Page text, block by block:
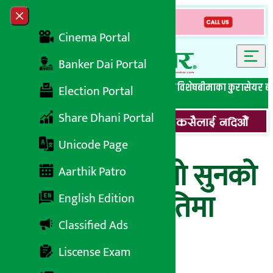
Skip to content
Close menu
Cinema Portal
Banker Dai Portal
Election Portal
Share Dhani Portal
Unicode Page
Aarthik Patro
English Edition
Classified Ads
Liscense Exam
सबै समाचारबेथिति मुर्दाबादबैंकिङ विशेष लघुवित्त विशेषबीमाका कुरासेयर
बुधबार ह्वात्तै बढ्यो सुनको
मूल्य, हेर्नुहोस् कतिमा
हुँदैछ कारोबार ?